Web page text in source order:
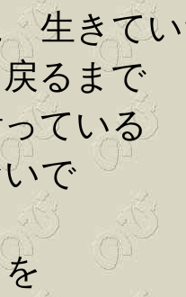
生きて
るまで
ている
で